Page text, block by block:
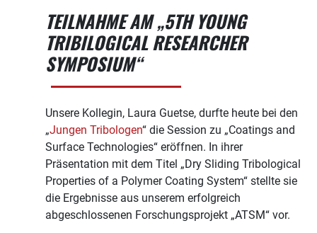
TEILNAHME AM „5TH YOUNG
TRIBILOGICAL RESEARCHER
SYMPOSIUM“
Unsere Kollegin, Laura Guetse, durfte heute bei den
„Jungen Tribologen“ die Session zu „Coatings and
Surface Technologies“ eröffnen. In ihrer
Präsentation mit dem Titel „Dry Sliding Tribological
Properties of a Polymer Coating System“ stellte sie
die Ergebnisse aus unserem erfolgreich
abgeschlossenen Forschungsprojekt „ATSM“ vor.